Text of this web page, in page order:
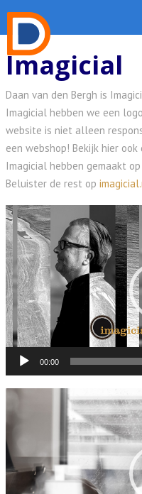
Imagicial
Daan van den Bergh is
Imagicial hebben we een
website is niet alleen
een webshop! Bekijk hier
Imagicial hebben gemaakt
Beluister de rest op
Videospeler
00:00
Videospeler